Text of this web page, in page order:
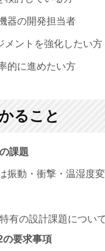
器の開発担当者
メントを強化したい方
的に進めたい方
ること
課題
振動・衝撃・温湿度
有の設計課題につい
の要求事項